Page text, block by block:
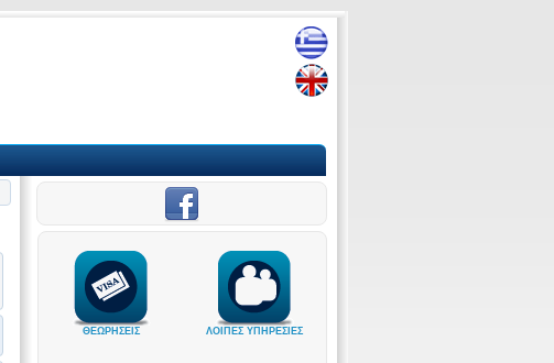
ΘΕΩΡΗΣΕΙΣ ΛΟΙΠΕΣ ΥΠΗΡΕΣΙΕΣ